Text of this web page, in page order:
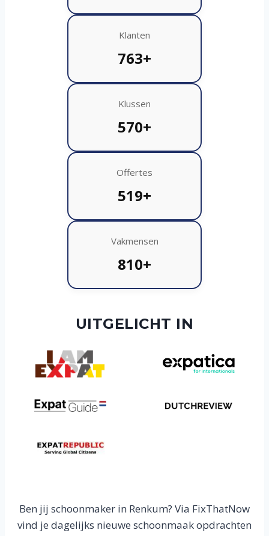
Klanten
763+
Klussen
570+
Offertes
519+
Vakmensen
810+
UITGELICHT IN
Ben jij schoonmaker in Renkum? Via FixThatNow
vind je dagelijks nieuwe schoonmaak opdrachten